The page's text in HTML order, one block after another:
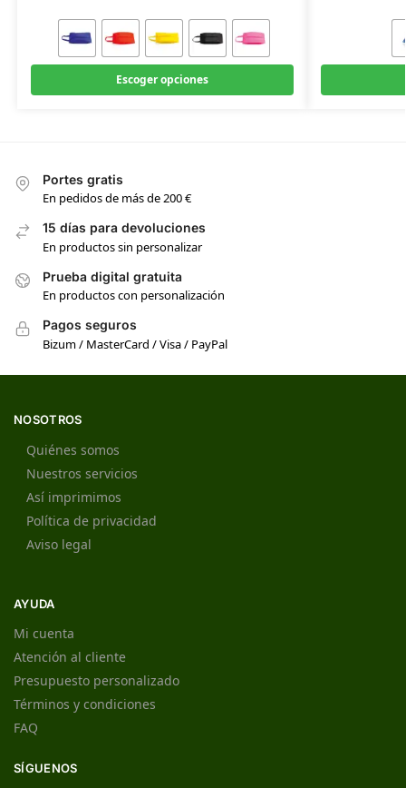
Escoger opciones
Portes gratis
En pedidos de más de 200 €
15 días para devoluciones
En productos sin personalizar
Prueba digital gratuita
En productos con personalización
Pagos seguros
Bizum / MasterCard / Visa / PayPal
NOSOTROS
Quiénes somos
Nuestros servicios
Así imprimimos
Política de privacidad
Aviso legal
AYUDA
Mi cuenta
Atención al cliente
Presupuesto personalizado
Términos y condiciones
FAQ
SÍGUENOS